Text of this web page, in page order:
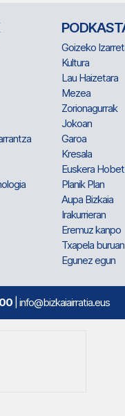
Goizeko
Kultura
Lau Haizetara
Mezea
Zorionagurrak
Jokoan
Garoa
Kresala
Euskera
Planik Plan
Aupa Bizkaia
Irakurrieran
Eremuz kanpo
Txapela buruan
Egunez egun
| info@bizkaiairratia.eus